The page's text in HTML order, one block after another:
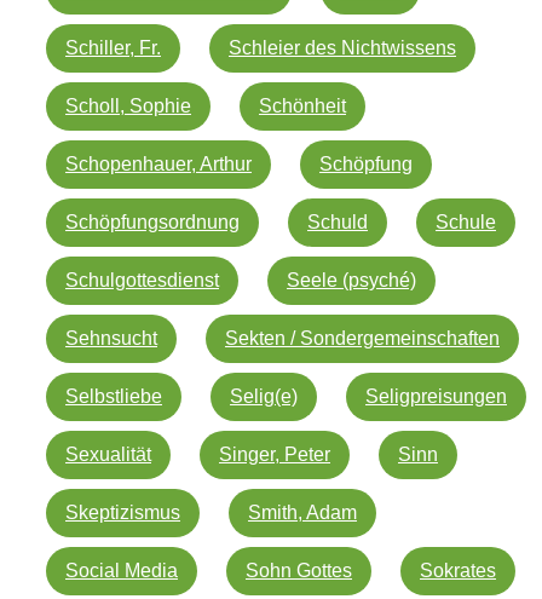
Schiller, Fr. Schleier des Nichtwissens
Scholl, Sophie Schönheit
Schopenhauer, Arthur Schöpfung
Schöpfungsordnung Schuld Schule
Schulgottesdienst Seele (psyché)
Sehnsucht Sekten / Sondergemeinschaften
Selbstliebe Selig(e) Seligpreisungen
Sexualität Singer, Peter Sinn
Skeptizismus Smith, Adam
Social Media Sohn Gottes Sokrates